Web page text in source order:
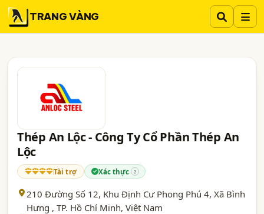
TRANG VÀNG
Thép An Lộc - Công Ty Cổ Phần Thép An
Lộc
Tài trợ Xác thực ?
210 Đường Số 12, Khu Định Cư Phong Phú 4, Xã Bình
Hưng , TP. Hồ Chí Minh, Việt Nam